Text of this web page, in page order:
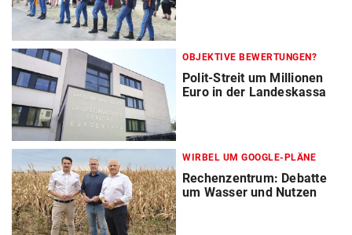
OBJEKTIVE BEWERTUNGEN?
Polit-Streit um Millionen
Euro in der Landeskassa
WIRBEL UM GOOGLE-PLÄNE
Rechenzentrum: Debatte
um Wasser und Nutzen